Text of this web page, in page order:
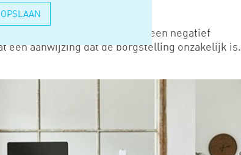
een bv die op dat moment al een negatief
een aanwijzing dat de borgstelling onzakelijk is.